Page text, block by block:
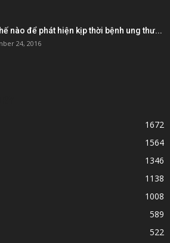
nào để phát hiện kịp thời bệnh ung thư...
24, 2016
1672
1564
1346
1138
1008
589
522